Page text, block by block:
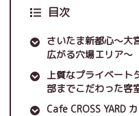
目次
さいたま新都心～大
広がる穴場エリア～
上質なプライベート
部までこだわった客
Cafe CROSS YARD